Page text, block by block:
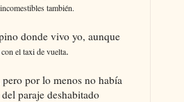
también.
donde vivo yo, aunque
el taxi de vuelta.
por lo menos no había
paraje deshabitado